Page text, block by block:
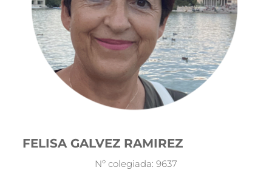
FELISA GALVEZ RAMIREZ
Nº colegiada: 9637